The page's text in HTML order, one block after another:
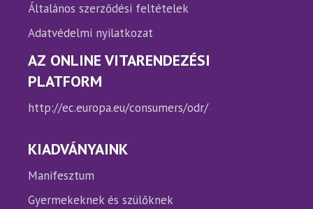
Általános szerződési feltételek
Adatvédelmi nyilatkozat
AZ ONLINE VITARENDEZÉSI
PLATFORM
http://ec.europa.eu/consumers/odr/
KIADVÁNYAINK
Manifesztum
Gyermekeknek és szülőknek